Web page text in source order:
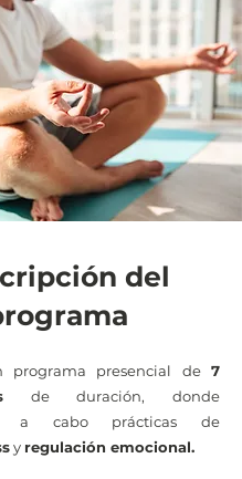
del
programa presencial de 7
de duración, donde
a cabo prácticas de
y regulación emocional.